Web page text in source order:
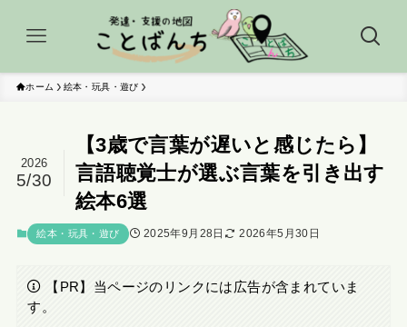
ホーム 絵本・玩具・遊び
【3歳で言葉が遅いと感じたら】
言語聴覚士が選ぶ言葉を引き出す
絵本6選
2026
5/30
絵本・玩具・遊び 2025年9月28日 2026年5月30日
【PR】当ページのリンクには広告が含まれていま
す。